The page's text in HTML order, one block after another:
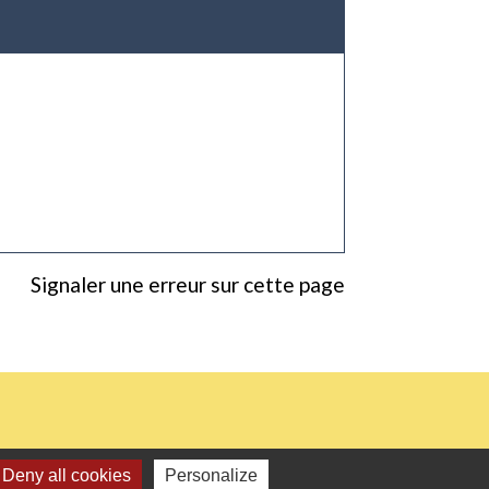
Signaler une erreur sur cette page
Deny all cookies Personalize